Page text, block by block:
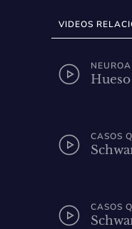
VIDEOS
CASOS
CASOS